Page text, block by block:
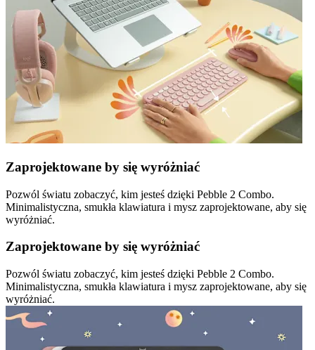
Zaprojektowane by się wyróżniać
Pozwól światu zobaczyć, kim jesteś dzięki Pebble 2 Combo.
Minimalistyczna, smukła klawiatura i mysz zaprojektowane, aby się
wyróżniać.
Zaprojektowane by się wyróżniać
Pozwól światu zobaczyć, kim jesteś dzięki Pebble 2 Combo.
Minimalistyczna, smukła klawiatura i mysz zaprojektowane, aby się
wyróżniać.